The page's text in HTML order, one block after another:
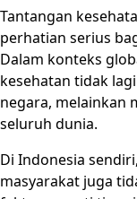
Tantangan
perhatian serius
Dalam konteks
kesehatan tidak
negara, melainkan
seluruh dunia.
Di Indonesia
masyarakat juga